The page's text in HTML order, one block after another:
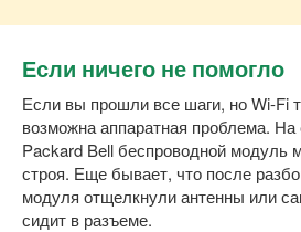
Если ничего не помогло
Если вы прошли все шаги, но Wi-Fi
возможна аппаратная проблема. На
Packard Bell беспроводной модуль
строя. Еще бывает, что после
модуля отщелкнули антенны или
сидит в разъеме.